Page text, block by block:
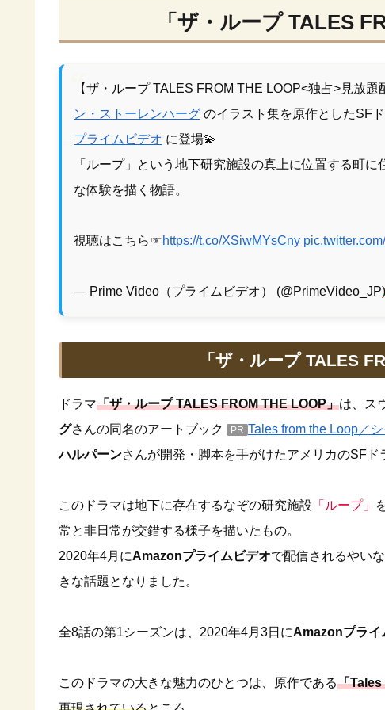
「ザ・ループ TALES
【ザ・ループ TALES FROM THE LOOP<独占>見放題
ン・ストーレンハーグ のイラスト集を原作としたSF
プライムビデオ に登場💫
「ループ」という地下研究施設の真上に位置する町に
な体験を描く物語。
視聴はこちら☞https://t.co/XSiwMYsCny
— Prime Video（プライムビデオ） (@PrimeVideo_JP)
「ザ・ループ TALES
ドラマ「ザ・ループ TALES FROM THE LOOP」は、ス
グさんの同名のアートブック PR Tales from the Loop／
ハルパーンさんが開発・脚本を手がけたアメリカのSFド
このドラマは地下に存在するなぞの研究施設 「ループ」
常と非日常が交錯する様子を描いたもの。
2020年4月にAmazonプライムビデオで配信されるやい
きな話題となりました。
全8話の第1シーズンは、2020年4月3日にAmazonプライ
このドラマの大きな魅力のひとつは、原作である「